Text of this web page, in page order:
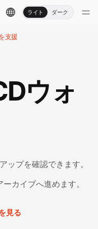
ライト ダーク
支援
ウォ
ップを確認できます。
カイブへ進めます。
見る